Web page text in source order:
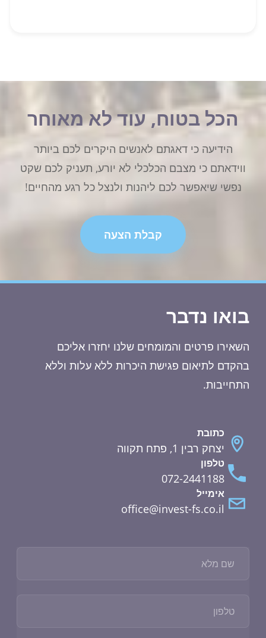
הכל בטוח, עוד לא מאוחר
הידיעה כי דאגתם לאנשים היקרים לכם ביותר
ווידאתם כי מצבם הכלכלי לא יורע, תעניק לכם שקט
נפשי שיאפשר לכם ליהנות ולנצל כל רגע מהחיים!
קבלת הצעה
בואו נדבר
השאירו פרטים והמומחים שלנו יחזרו אליכם
בהקדם לתיאום פגישת היכרות ללא עלות וללא
התחייבות.
כתובת
יצחק רבין 1, פתח תקווה
טלפון
072-2441188
אימייל
office@invest-fs.co.il